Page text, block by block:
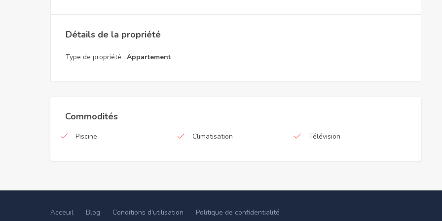
Détails de la propriété
Type de propriété : Appartement
Commodités
Piscine Climatisation Télévision
Acceuil Blog Conditions d'utilisation Politique de confidentialité